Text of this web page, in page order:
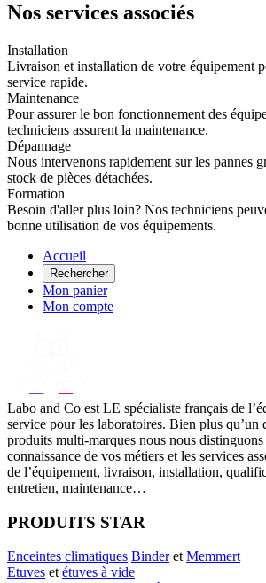
Nos services associés
Installation
Livraison et installation de votre équipement
service rapide.
Maintenance
Pour assurer le bon fonctionnement des
techniciens assurent la maintenance.
Dépannage
Nous intervenons rapidement sur les pannes
stock de pièces détachées.
Formation
Besoin d'aller plus loin? Nos techniciens
bonne utilisation de vos équipements.
Accueil
Rechercher
Mon panier
Mon compte
Labo and Co est LE spécialiste français de
service pour les laboratoires. Bien plus qu’un
produits multi-marques nous nous
connaissance de vos métiers et les services
de l’équipement, livraison, installation,
entretien, maintenance…
PRODUITS STAR
Enceintes climatiques BinderetMemmert
Etuves etétuves à vide